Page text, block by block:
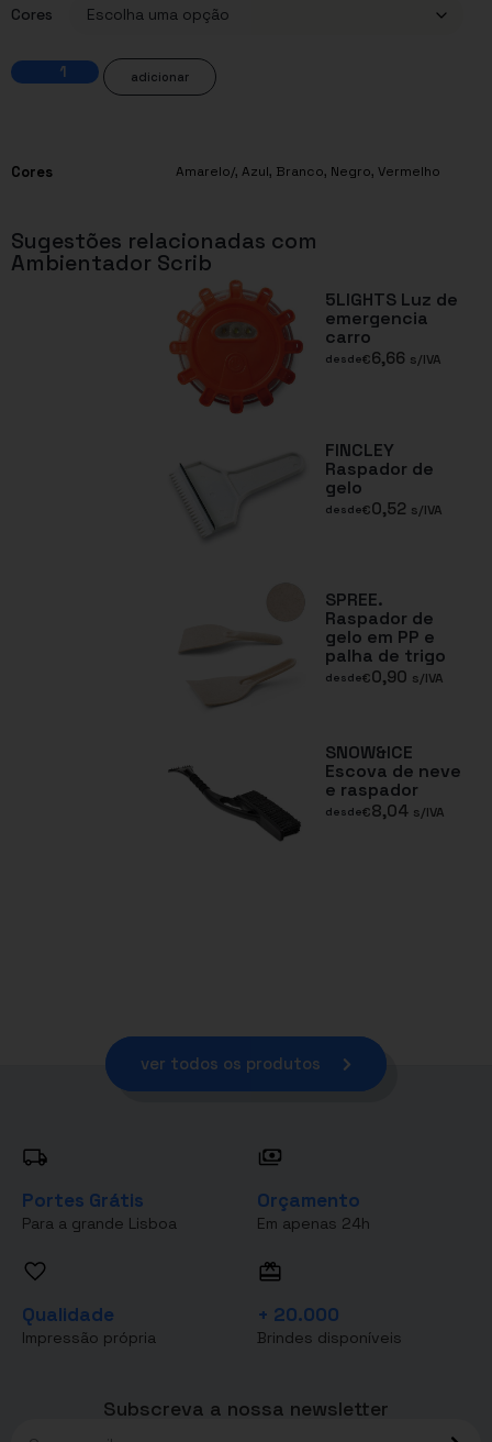
Cores
adicionar
Cores Amarelo/, Azul, Branco, Negro, Vermelho
Sugestões relacionadas com
Ambientador Scrib
5LIGHTS Luz de
emergencia
carro
desde€6,66 s/IVA
FINCLEY
Raspador de
gelo
desde€0,52 s/IVA
SPREE.
Raspador de
gelo em PP e
palha de trigo
desde€0,90 s/IVA
SNOW&ICE
Escova de neve
e raspador
desde€8,04 s/IVA
ver todos os produtos
Portes Grátis
Para a grande Lisboa
Orçamento
Em apenas 24h
Qualidade
Impressão própria
+ 20.000
Brindes disponíveis
Subscreva a nossa newsletter